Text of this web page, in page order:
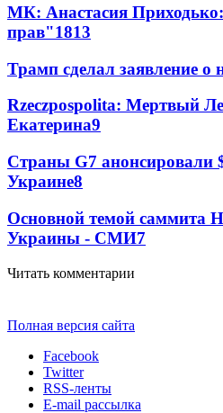
МК: Анастасия
прав"1813
Трамп сделал заявление о
Rzeczpospolita: Мертвый
Екатерина9
Страны G7
Украине8
Основной темой саммита
Украины - СМИ7
Читать комментарии
Полная версия сайта
Facebook
Twitter
RSS-ленты
E-mail рассылка